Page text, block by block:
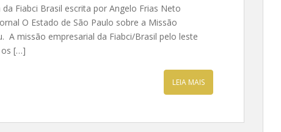
Fiabci Brasil escrita por Angelo Frias Neto
O Estado de São Paulo sobre a Missão
A missão empresarial da Fiabci/Brasil pelo leste
os […]
LEIA MAIS